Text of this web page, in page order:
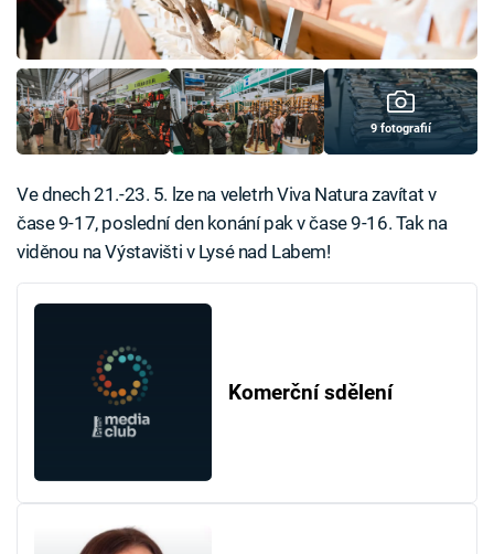
9 fotografií
Ve dnech 21.-23. 5. lze na veletrh Viva Natura zavítat v
čase 9-17, poslední den konání pak v čase 9-16. Tak na
viděnou na Výstavišti v Lysé nad Labem!
Komerční sdělení